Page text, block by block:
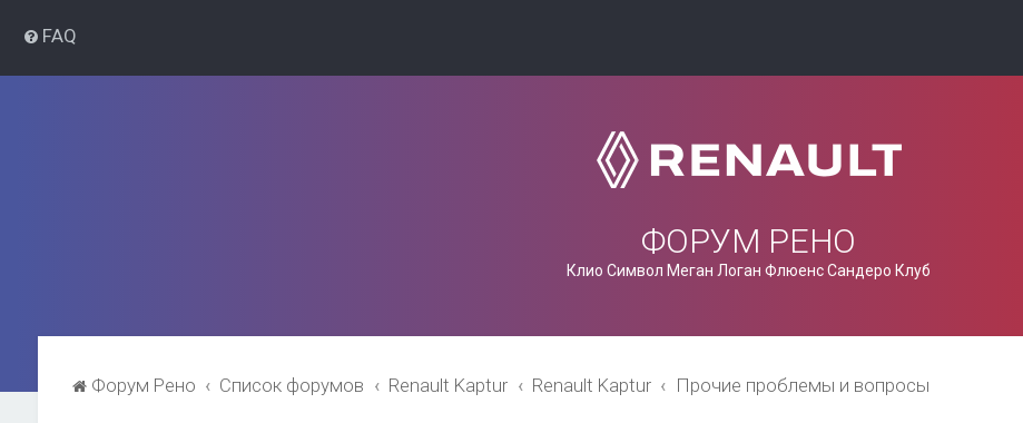
FAQ
ФОРУМ РЕНО
Клио Символ Меган Логан Флюенс Сандеро Клуб
Форум Рено Список форумов Renault Kaptur Renault Kaptur Прочие проблемы и вопросы